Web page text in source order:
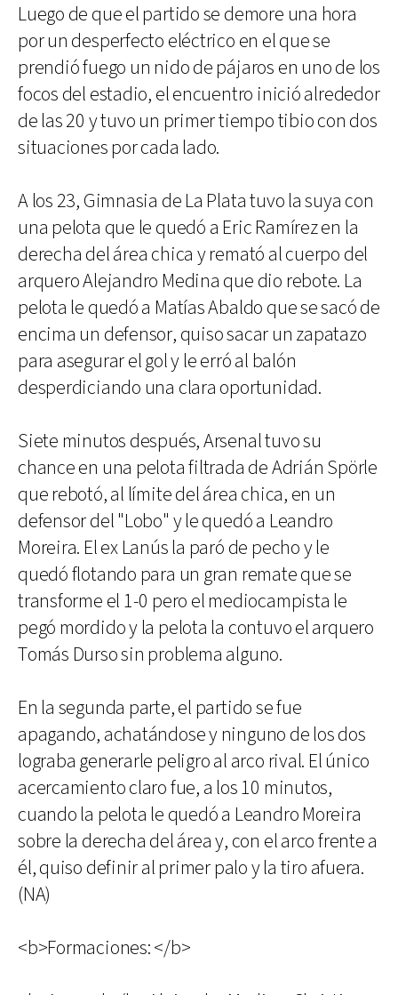
Luego de que el partido se demore una hora
por un desperfecto eléctrico en el que se
prendió fuego un nido de pájaros en uno de los
focos del estadio, el encuentro inició alrededor
de las 20 y tuvo un primer tiempo tibio con dos
situaciones por cada lado.
A los 23, Gimnasia de La Plata tuvo la suya con
una pelota que le quedó a Eric Ramírez en la
derecha del área chica y remató al cuerpo del
arquero Alejandro Medina que dio rebote. La
pelota le quedó a Matías Abaldo que se sacó de
encima un defensor, quiso sacar un zapatazo
para asegurar el gol y le erró al balón
desperdiciando una clara oportunidad.
Siete minutos después, Arsenal tuvo su
chance en una pelota filtrada de Adrián Spörle
que rebotó, al límite del área chica, en un
defensor del "Lobo" y le quedó a Leandro
Moreira. El ex Lanús la paró de pecho y le
quedó flotando para un gran remate que se
transforme el 1-0 pero el mediocampista le
pegó mordido y la pelota la contuvo el arquero
Tomás Durso sin problema alguno.
En la segunda parte, el partido se fue
apagando, achatándose y ninguno de los dos
lograba generarle peligro al arco rival. El único
acercamiento claro fue, a los 10 minutos,
cuando la pelota le quedó a Leandro Moreira
sobre la derecha del área y, con el arco frente a
él, quiso definir al primer palo y la tiro afuera.
(NA)
<b>Formaciones: </b>